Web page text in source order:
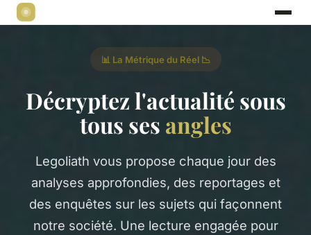
📊 La Métrique du Réel 📉
Décryptez l'actualité sous
tous ses angles
Legoliath vous propose chaque jour des
analyses approfondies, des reportages et
des enquêtes sur les sujets qui façonnent
notre société. Une lecture engagée pour